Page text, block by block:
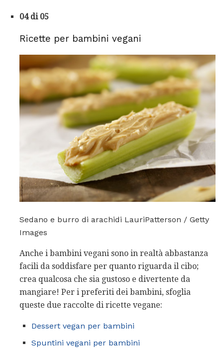
04 di 05
Ricette per bambini vegani
Sedano e burro di arachidi LauriPatterson / Getty
Images
Anche i bambini vegani sono in realtà abbastanza
facili da soddisfare per quanto riguarda il cibo;
crea qualcosa che sia gustoso e divertente da
mangiare! Per i preferiti dei bambini, sfoglia
queste due raccolte di ricette vegane:
Dessert vegan per bambini
Spuntini vegani per bambini